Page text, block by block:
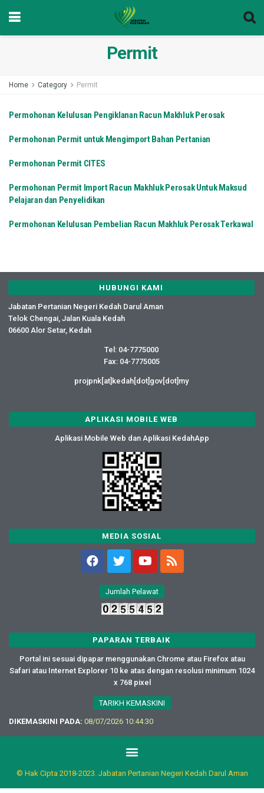
Permit
Home Category Permit
Permohonan Kelulusan Pengiklanan Racun Makhluk Perosak
Permohonan Permit untuk Mengimport Bahan Pertanian
Permohonan Permit CITES
Permohonan Permit Import Racun Makhluk Perosak Untuk Maksud
Pelajaran dan Penyelidikan
Permohonan Kelulusan Pembelian Racun Makhluk Perosak Terkawal
HUBUNGI KAMI
Jabatan Pertanian Negeri Kedah Darul Aman
Telok Chengai, Jalan Kuala Kedah
06600 Alor Setar, Kedah
Tel: 04-7775000
Fax: 04-7775005
projpnk[at]kedah[dot]gov[dot]my
APLIKASI MOBILE WEB
Aplikasi Mobile Web dan Aplikasi KedahApp
MEDIA SOSIAL
Jumlah Pelawat
PAPARAN TERBAIK
Portal ini sesuai dipapar menggunakan Chrome atau Firefox atau
Safari atau Internet Explorer 10 ke atas dengan resolusi minimum 1024
x 768 pixel
TARIKH KEMASKINI
DIKEMASKINI PADA: 08/07/2026 10:44:30
© Hak Cipta 2018-2023. Jabatan Pertanian Negeri Kedah Darul Aman